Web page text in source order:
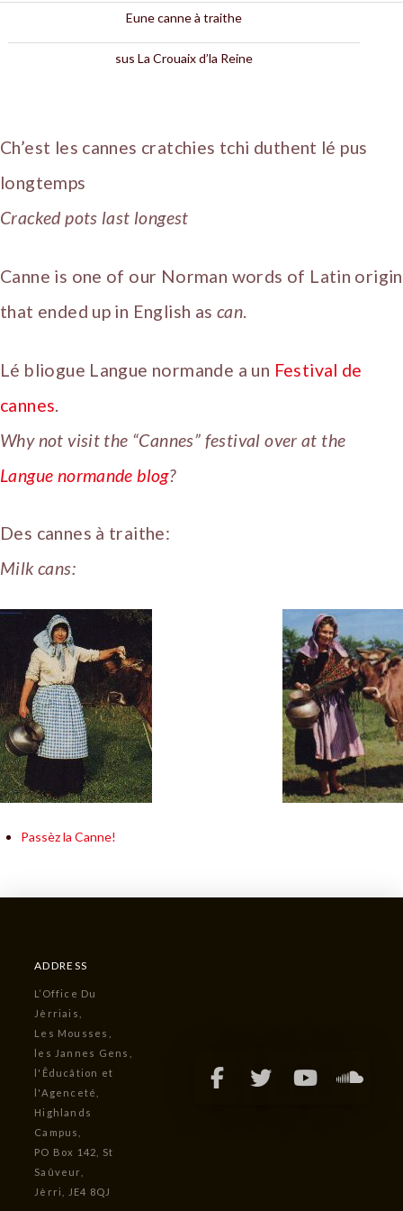
Eune canne à traithe
sus La Crouaix d’la Reine
Ch’est les cannes cratchies tchi duthent lé pus
longtemps
Cracked pots last longest
Canne is one of our Norman words of Latin origin
that ended up in English as can.
Lé bliogue Langue normande a un Festival de
cannes.
Why not visit the “Cannes” festival over at the
Langue normande blog?
Des cannes à traithe:
Milk cans:
Passèz la Canne!
ADDRESS
L’Office Du
Jèrriais,
Les Mousses,
les Jannes Gens,
l'Êducâtion et
l'Agenceté,
Highlands
Campus,
PO Box 142, St
Saûveur,
Jèrri, JE4 8QJ